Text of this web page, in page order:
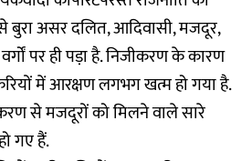
असर दलित, आदिवासी, मजदूर,
पर ही पड़ा है. निजीकरण के कारण
में आरक्षण लगभग खत्म हो गया है.
से मजदूरों को मिलने वाले सारे
गए हैं.